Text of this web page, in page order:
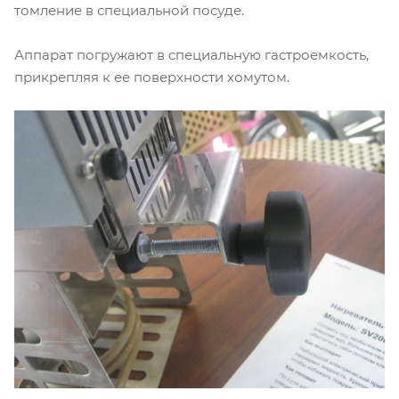
томление в специальной посуде.
Аппарат погружают в специальную гастроемкость,
прикрепляя к ее поверхности хомутом.